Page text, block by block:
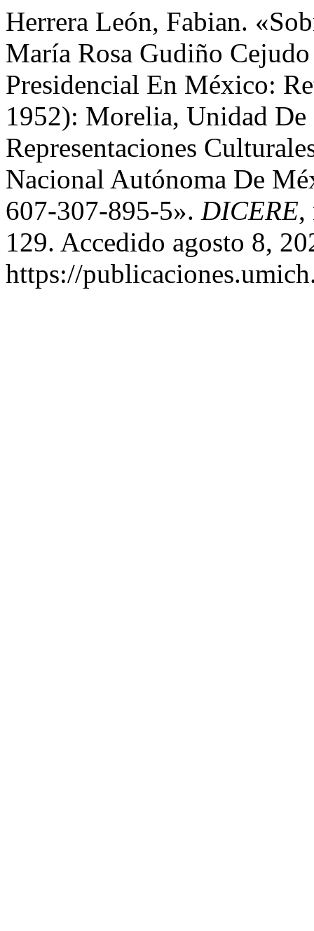
Herrera León, Fabian.
María Rosa Gudiño
Presidencial En México:
1952): Morelia, Unidad
Representaciones
Nacional Autónoma De
607-307-895-5». DICERE,
129. Accedido agosto 8,
https://